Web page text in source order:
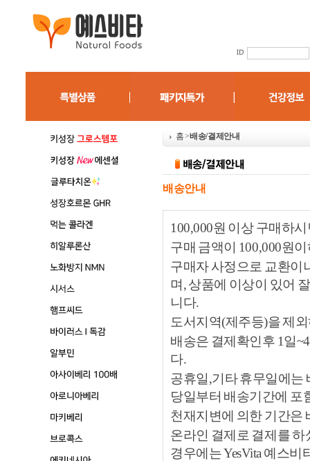
홈>배송/결제안내
배송안내
100,000원 이상 구매하
구매 금액이 100,000원
구매자 사정으로 교환이
며, 상품에 이상이 있어
니다.
도서지역(제주등)을 제
배송은 결제확인후 1일
다.
공휴일,기타 휴무일에는
당일부터 배송기간에 포
천재지변에 의한 기간은
온라인 결제로 결제를
경우에는 YesVita 예스